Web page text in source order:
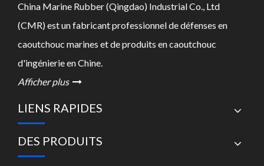
China Marine Rubber (Qingdao) Industrial Co., Ltd
(CMR) est un fabricant professionnel de défenses en
caoutchouc marines et de produits en caoutchouc
d'ingénierie en Chine.
Afficher plus 
LIENS RAPIDES
DES PRODUITS